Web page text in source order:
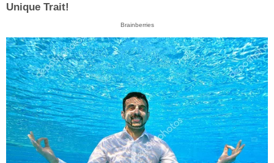
Unique Trait!
Brainberries